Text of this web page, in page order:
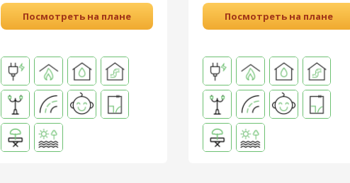
Посмотреть на плане Посмотреть на плане